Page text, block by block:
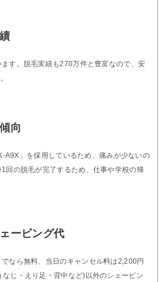
す。脱毛実績も270万件と豊富なので、安
向
A9X」を採用しているため、痛みが少ないの
回の脱毛が完了するため、仕事や学校の帰
ービング代
なら無料、当日のキャンセル料は2,200円
じ・えり足・背中など)以外のシェービン